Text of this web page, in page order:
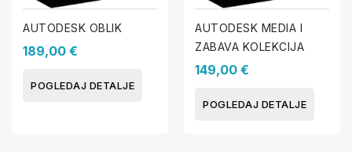
AUTODESK OBLIK
189,00 €
POGLEDAJ DETALJE
AUTODESK MEDIA I
ZABAVA KOLEKCIJA
149,00 €
POGLEDAJ DETALJE